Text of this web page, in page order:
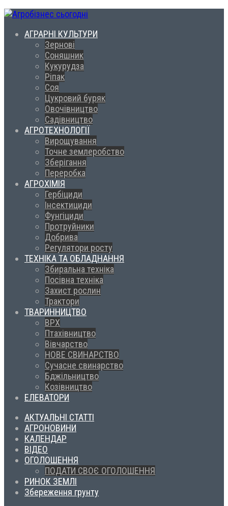
АГРАРНІ КУЛЬТУРИ
Зернові
Соняшник
Кукурудза
Ріпак
Соя
Цукровий буряк
Овочівництво
Садівництво
АГРОТЕХНОЛОГІЇ
Вирощування
Точне землеробство
Зберігання
Переробка
АГРОХІМІЯ
Гербіциди
Інсектициди
Фунгіциди
Протруйники
Добрива
Регулятори росту
ТЕХНІКА ТА ОБЛАДНАННЯ
Збиральна техніка
Посівна техніка
Захист рослин
Трактори
ТВАРИННИЦТВО
ВРХ
Птахівництво
Вівчарство
НОВЕ СВИНАРСТВО
Сучасне свинарство
Бджільництво
Козівництво
ЕЛЕВАТОРИ
АКТУАЛЬНІ СТАТТІ
АГРОНОВИНИ
КАЛЕНДАР
ВІДЕО
ОГОЛОШЕННЯ
ПОДАТИ СВОЄ ОГОЛОШЕННЯ
РИНОК ЗЕМЛІ
Збереження грунту